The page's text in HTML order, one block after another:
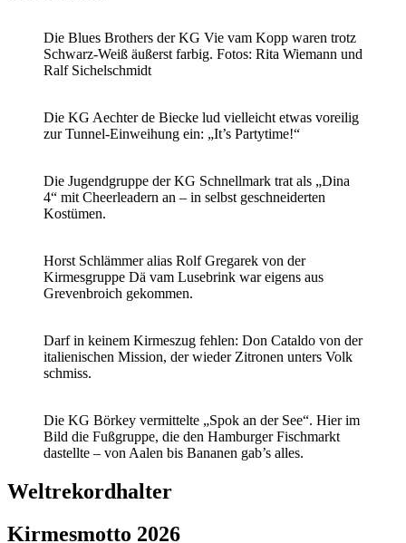
Die Blues Brothers der KG Vie vam Kopp waren trotz
Schwarz-Weiß äußerst farbig. Fotos: Rita Wiemann und
Ralf Sichelschmidt
Die KG Aechter de Biecke lud vielleicht etwas voreilig
zur Tunnel-Einweihung ein: „It’s Partytime!“
Die Jugendgruppe der KG Schnellmark trat als „Dina
4“ mit Cheerleadern an – in selbst geschneiderten
Kostümen.
Horst Schlämmer alias Rolf Gregarek von der
Kirmesgruppe Dä vam Lusebrink war eigens aus
Grevenbroich gekommen.
Darf in keinem Kirmeszug fehlen: Don Cataldo von der
italienischen Mission, der wieder Zitronen unters Volk
schmiss.
Die KG Börkey vermittelte „Spok an der See“. Hier im
Bild die Fußgruppe, die den Hamburger Fischmarkt
dastellte – von Aalen bis Bananen gab’s alles.
Weltrekordhalter
Kirmesmotto 2026